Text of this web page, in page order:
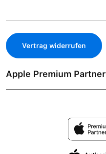
Vertrag widerrufen
Apple Premium Partner